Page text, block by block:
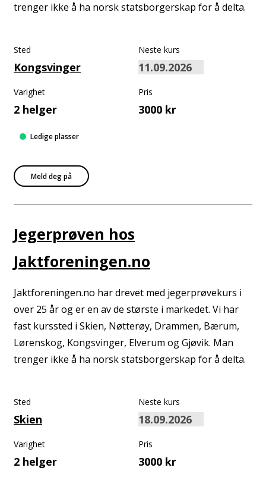
trenger ikke å ha norsk statsborgerskap for å delta.
Sted
Kongsvinger
Neste kurs
Varighet
2 helger
Pris
3000 kr
Meld deg på
Ledige plasser
Jegerprøven hos
Jaktforeningen.no
Jaktforeningen.no har drevet med jegerprøvekurs i
over 25 år og er en av de største i markedet. Vi har
fast kurssted i Skien, Nøtterøy, Drammen, Bærum,
Lørenskog, Kongsvinger, Elverum og Gjøvik. Man
trenger ikke å ha norsk statsborgerskap for å delta.
Sted
Skien
Neste kurs
Varighet
2 helger
Pris
3000 kr